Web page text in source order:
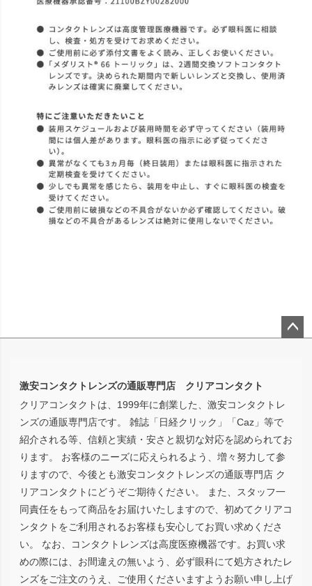
激安コンタクトレンズの通販専門店 クリアコンタクト
クリアコンタクトは、1999年に創業した、激安コンタクトレ
ンズの通販専門店です。 雑誌「日経クリック」「Caz」等で
紹介される等、信頼と実績・安さと親切な対応を認められてお
ります。 お客様のニーズに応えられるよう、増々努力して参
りますので、今後とも激安コンタクトレンズの通販専門店 ク
リアコンタクトにどうぞご期待ください。 また、スタッフ一
同責任をもって商品をお届けいたしますので、初めてクリアコ
ンタクトをご利用されるお客様も安心してお買い求めくださ
い。 なお、コンタクトレンズは高度医療機器です。お買い求
めの際には、お間違えの無いよう、必ず眼科にて処方されたレ
ンズをご注文のうえ、ご使用くださいますようお願い申し上げ